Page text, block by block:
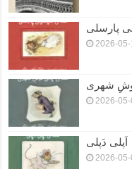
پارسلی
2026-05-
شهری
2026-05-
اَپلی دَپلی
2026-05-